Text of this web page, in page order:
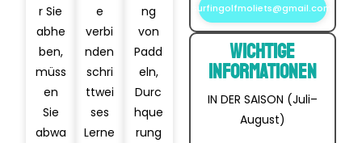
surfingolfmoliets@gmail.com
Wichtige
Informationen
IN DER SAISON (Juli–
August)
r Sie
abhe
ben,
müss
en
Sie
abwa
e
verbi
nden
schri
ttwei
ses
Lerne
ng
von
Padd
eln,
Durc
hque
rung